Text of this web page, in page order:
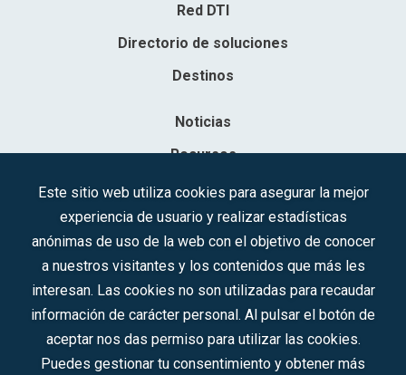
Red DTI
Directorio de soluciones
Destinos
Noticias
Recursos
Contacto
Sociedad Mercantil Estatal para la Gestión de la Innovación y las
Inscrita en el R.M. de Madrid, T, 12593, Se. 8, F. 129, H. 201.307.
C.I.F.: A-81/874.984
Síguenos en redes sociales:
Este sitio web utiliza cookies para asegurar la mejor
experiencia de usuario y realizar estadísticas
anónimas de uso de la web con el objetivo de conocer
a nuestros visitantes y los contenidos que más les
interesan. Las cookies no son utilizadas para recaudar
información de carácter personal. Al pulsar el botón de
aceptar nos das permiso para utilizar las cookies.
Puedes gestionar tu consentimiento y obtener más